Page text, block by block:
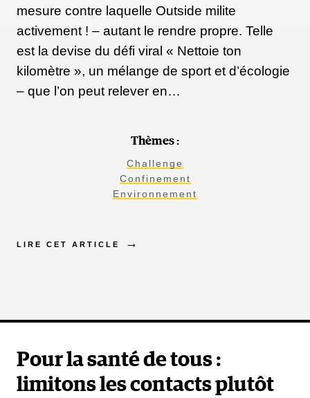
mesure contre laquelle Outside milite
activement ! – autant le rendre propre. Telle
est la devise du défi viral « Nettoie ton
kilomètre », un mélange de sport et d’écologie
– que l’on peut relever en…
Thèmes :
Challenge
Confinement
Environnement
LIRE CET ARTICLE
Pour la santé de tous :
limitons les contacts plutôt